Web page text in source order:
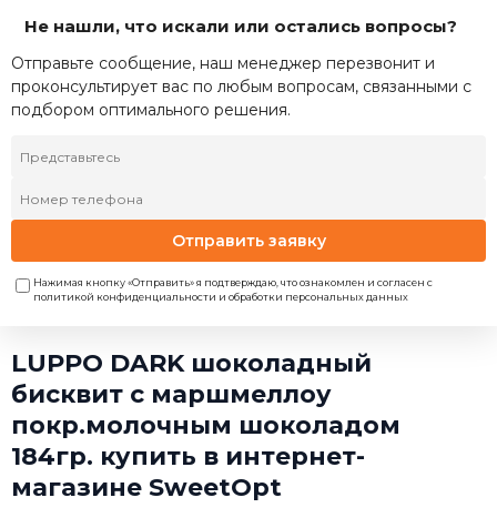
Не нашли, что искали или остались вопросы?
Отправьте сообщение, наш менеджер перезвонит и
проконсультирует вас по любым вопросам, связанными с
подбором оптимального решения.
Отправить заявку
Нажимая кнопку «Отправить» я подтверждаю, что ознакомлен и согласен с
политикой конфиденциальности и обработки персональных данных
LUPPO DARK шоколадный
бисквит с маршмеллоу
покр.молочным шоколадом
184гр. купить в интернет-
магазине SweetOpt